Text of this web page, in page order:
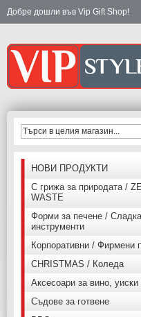
Добре дошли във Vip Gift Shop!
НОВИ ПРОДУКТИ
С грижа за природата /
WASTE
Форми за печене /
инструменти
Корпоративни / Фирмени
CHRISTMAS / Коледа
Аксесоари за вино, уиски
Съдове за готвене